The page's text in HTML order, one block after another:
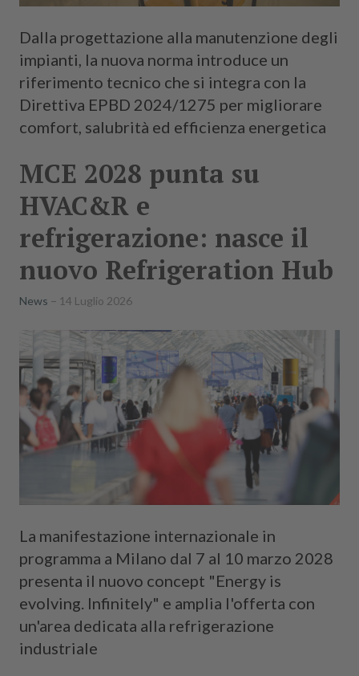
Dalla progettazione alla manutenzione degli
impianti, la nuova norma introduce un
riferimento tecnico che si integra con la
Direttiva EPBD 2024/1275 per migliorare
comfort, salubrità ed efficienza energetica
MCE 2028 punta su
HVAC&R e
refrigerazione: nasce il
nuovo Refrigeration Hub
News 14 Luglio 2026
La manifestazione internazionale in
programma a Milano dal 7 al 10 marzo 2028
presenta il nuovo concept "Energy is
evolving. Infinitely" e amplia l'offerta con
un'area dedicata alla refrigerazione
industriale